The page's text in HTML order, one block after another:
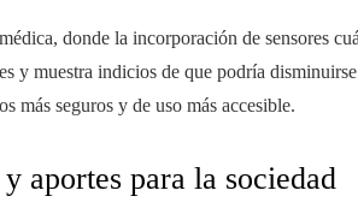
donde la incorporación de sensores
y muestra indicios de que podría
más seguros y de uso más accesible.
aportes para la sociedad